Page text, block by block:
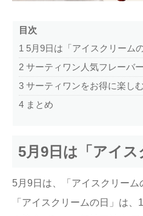
目次
1 5月9日は「アイスクリームの
2 サーティワン人気フレーバ
3 サーティワンをお得に楽し
4 まとめ
5月9日は「アイス
5月9日は、「アイスクリーム
「アイスクリームの日」は、